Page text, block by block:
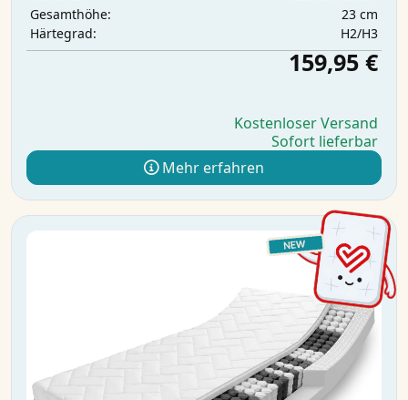
Gesamthöhe:
23 cm
Härtegrad:
H2/H3
159,95 €
Kostenloser Versand
Sofort lieferbar
Mehr erfahren